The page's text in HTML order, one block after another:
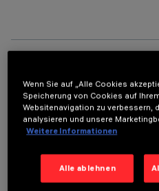
OPTIONALE
TECHNISCHE
Wenn Sie auf „Alle Cookies
Speicherung von Cookies auf
Websitenavigation zu verbessern,
analysieren und unsere
Weitere Informationen
Alle ablehnen